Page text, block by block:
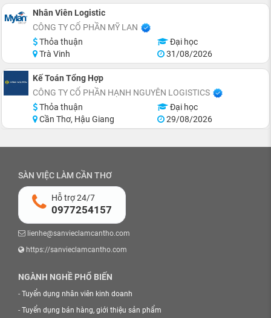
Nhân Viên Logistic
CÔNG TY CỔ PHẦN MỸ LAN
Thỏa thuận
Đại học
Trà Vinh
31/08/2026
Kế Toán Tổng Hợp
CÔNG TY CỔ PHẦN HẠNH NGUYÊN LOGISTICS
Thỏa thuận
Đại học
Cần Thơ, Hậu Giang
29/08/2026
SÀN VIỆC LÀM CẦN THƠ
Hỗ trợ 24/7
0977254157
lienhe@sanvieclamcantho.com
https://sanvieclamcantho.com
NGÀNH NGHỀ PHỔ BIẾN
- Tuyển dụng nhân viên kinh doanh
- Tuyển dụng bán hàng, giới thiệu sản phẩm